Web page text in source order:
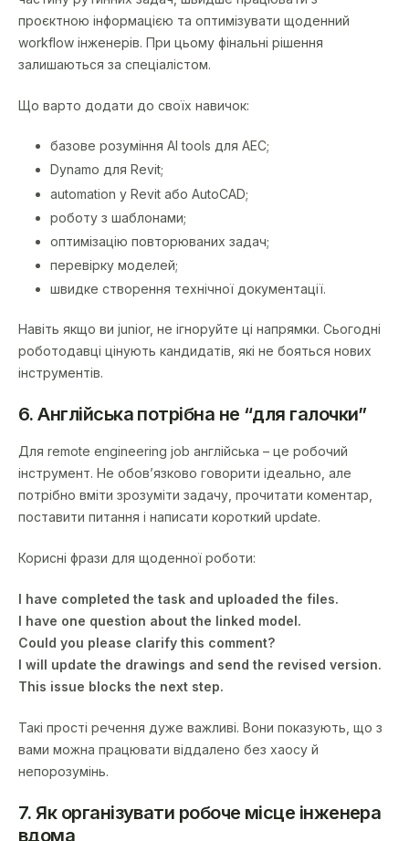
проєктною інформацією та оптимізувати щоденний
workflow інженерів. При цьому фінальні рішення
залишаються за спеціалістом.
Що варто додати до своїх навичок:
базове розуміння AI tools для AEC;
Dynamo для Revit;
automation у Revit або AutoCAD;
роботу з шаблонами;
оптимізацію повторюваних задач;
перевірку моделей;
швидке створення технічної документації.
Навіть якщо ви junior, не ігноруйте ці напрямки. Сьогодні
роботодавці цінують кандидатів, які не бояться нових
інструментів.
6. Англійська потрібна не “для галочки”
Для remote engineering job англійська – це робочий
інструмент. Не обов’язково говорити ідеально, але
потрібно вміти зрозуміти задачу, прочитати коментар,
поставити питання і написати короткий update.
Корисні фрази для щоденної роботи:
I have completed the task and uploaded the files.
I have one question about the linked model.
Could you please clarify this comment?
I will update the drawings and send the revised version.
This issue blocks the next step.
Такі прості речення дуже важливі. Вони показують, що з
вами можна працювати віддалено без хаосу й
непорозумінь.
7. Як організувати робоче місце інженера
вдома